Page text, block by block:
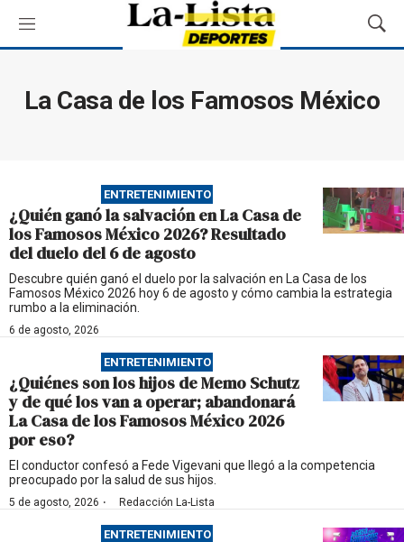
M
e
ú
M
o
r
ú
s
q
u
a
La Casa de los Famosos México
ENTRETENIMIENTO
¿Quién ganó la salvación en La Casa de
los Famosos México 2026? Resultado
del duelo del 6 de agosto
Descubre quién ganó el duelo por la salvación en La Casa de los
Famosos México 2026 hoy 6 de agosto y cómo cambia la estrategia
rumbo a la eliminación.
6 de agosto, 2026
ENTRETENIMIENTO
¿Quiénes son los hijos de Memo Schutz
y de qué los van a operar; abandonará
La Casa de los Famosos México 2026
por eso?
El conductor confesó a Fede Vigevani que llegó a la competencia
preocupado por la salud de sus hijos.
5 de agosto, 2026 · Redacción La-Lista
ENTRETENIMIENTO